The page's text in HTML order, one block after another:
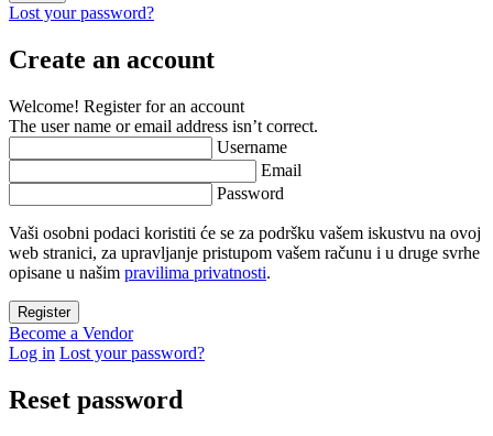
Lost your password?
Create an account
Welcome! Register for an account
The user name or email address isn’t correct.
Username
Email
Password
Vaši osobni podaci koristiti će se za podršku vašem iskustvu na ovoj
web stranici, za upravljanje pristupom vašem računu i u druge svrhe
opisane u našim pravilima privatnosti.
Become a Vendor
Log in Lost your password?
Reset password